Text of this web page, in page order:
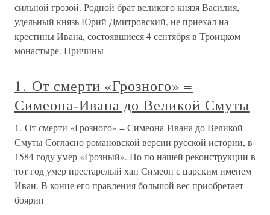
сильной грозой. Родной брат великого князя Василия,
удельный князь Юрий Дмитровский, не приехал на
крестины Ивана, состоявшиеся 4 сентября в Троицком
монастыре. Причины
1. От смерти «Грозного» =
Симеона-Ивана до Великой Смуты
1. От смерти «Грозного» = Симеона-Ивана до Великой
Смуты Согласно романовской версии русской истории, в
1584 году умер «Грозный». Но по нашей реконструкции в
тот год умер престарелый хан Симеон с царским именем
Иван. В конце его правления большой вес приобретает
боярин